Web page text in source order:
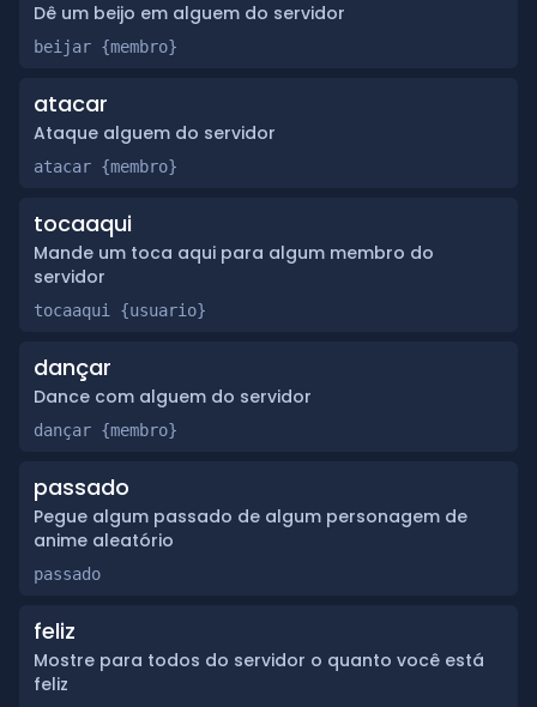
Dê um beijo em alguem do servidor
beijar {membro}
atacar
Ataque alguem do servidor
atacar {membro}
tocaaqui
Mande um toca aqui para algum membro do
servidor
tocaaqui {usuario}
dançar
Dance com alguem do servidor
dançar {membro}
passado
Pegue algum passado de algum personagem de
anime aleatório
passado
feliz
Mostre para todos do servidor o quanto você está
feliz